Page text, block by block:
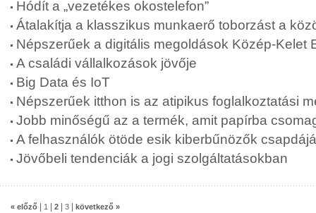
Hódít a „vezetékes okostelefon”
Átalakítja a klasszikus munkaerő toborzást a
Népszerűek a digitális megoldások Közép-Kelet
A családi vállalkozások jövője
Big Data és IoT
Népszerűek itthon is az atipikus foglalkoztatási
Jobb minőségű az a termék, amit papírba
A felhasználók ötöde esik kiberbűnözők
Jövőbeli tendenciák a jogi szolgáltatásokban
« előző 1 2 3 következő »